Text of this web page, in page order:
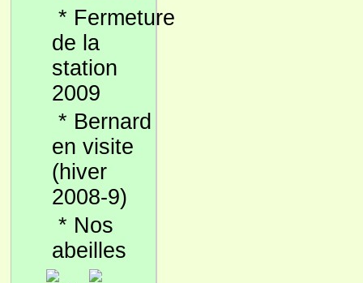
* Fermeture
de la
station
2009
* Bernard
en visite
(hiver
2008-9)
* Nos
abeilles